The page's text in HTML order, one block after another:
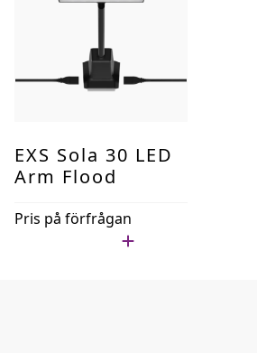
EXS Sola 30 LED
Arm Flood
Pris på förfrågan